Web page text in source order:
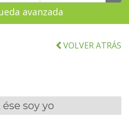
avanzada
VOLVER ATRÁS
soy yo